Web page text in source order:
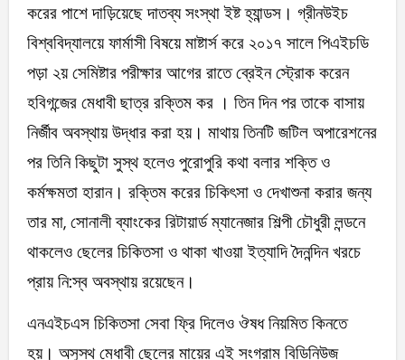
করের পাশে দাড়িয়েছে দাতব্য সংস্থা ইষ্ট হ্যান্ডস। গ্রীনউইচ
বিশ্ববিদ্যালয়ে ফার্মাসী বিষয়ে মাষ্টার্স করে ২০১৭ সালে পিএইচডি
পড়া ২য় সেমিষ্টার পরীক্ষার আগের রাতে ব্রেইন স্ট্রোক করেন
হবিগন্জের মেধাবী ছাত্র রক্তিম কর । তিন দিন পর তাকে বাসায়
নির্জীব অবস্থায় উদ্ধার করা হয়। মাথায় তিনটি জটিল অপারেশনের
পর তিনি কিছুটা সুস্থ হলেও পুরোপুরি কথা বলার শক্তি ও
কর্মক্ষমতা হারান। রক্তিম করের চিকিৎসা ও দেখাশুনা করার জন্য
তার মা, সোনালী ব্যাংকের রিটায়ার্ড ম্যানেজার শিল্পী চৌধুরী লন্ডনে
থাকলেও ছেলের চিকিতসা ও থাকা খাওয়া ইত্যাদি দৈনন্দিন খরচে
প্রায় নি:স্ব অবস্থায় রয়েছেন।
এনএইচএস চিকিতসা সেবা ফ্রি দিলেও ঔষধ নিয়মিত কিনতে
হয়। অসুস্থ মেধাবী ছেলের মায়ের এই সংগ্রাম বিডিনিউজ